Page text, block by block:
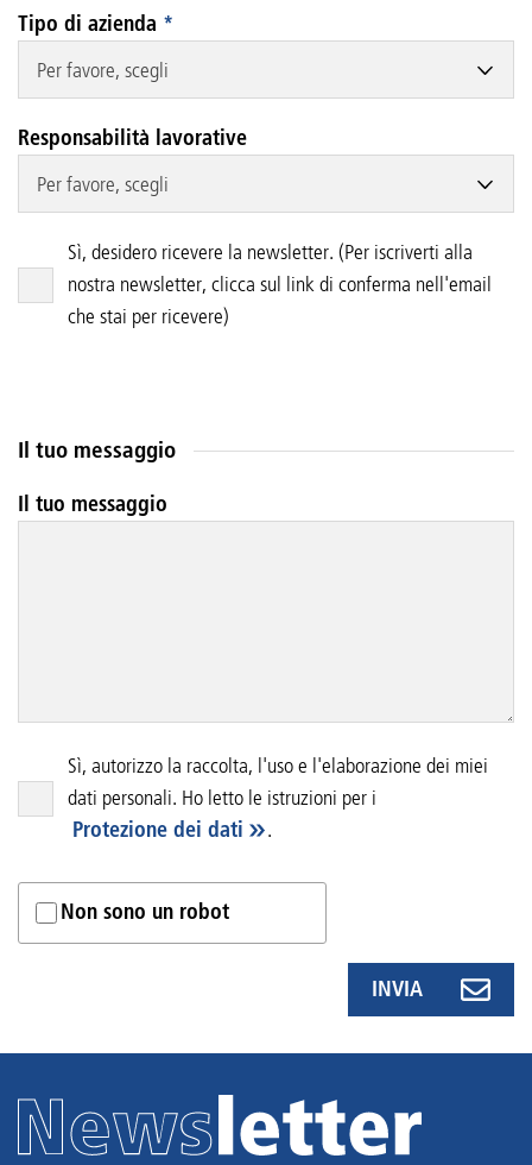
Tipo di azienda *
Per favore, scegli
Responsabilità lavorative
Per favore, scegli
Sì, desidero ricevere la newsletter. (Per iscriverti alla
nostra newsletter, clicca sul link di conferma nell'email
che stai per ricevere)
Il tuo messaggio
Il tuo messaggio
Sì, autorizzo la raccolta, l'uso e l'elaborazione dei miei
dati personali. Ho letto le istruzioni per i
Protezione dei dati
.
Non sono un robot
INVIA